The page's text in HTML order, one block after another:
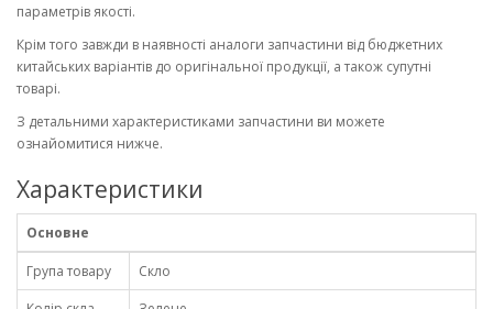
параметрів якості.
Крім того завжди в наявності аналоги запчастини від бюджетних
китайських варіантів до оригінальної продукції, а також супутні
товарі.
З детальними характеристиками запчастини ви можете
ознайомитися нижче.
Характеристики
Основне
Група товару
Скло